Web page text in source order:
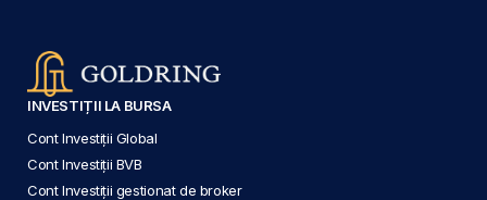
INVESTIȚII LA BURSA
Cont Investiții Global
Cont Investiții BVB
Cont Investiții gestionat de broker